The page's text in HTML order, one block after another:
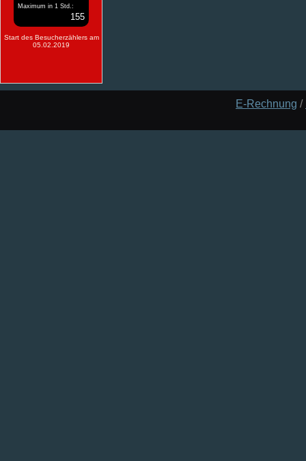
Maximum in 1 Std.:
155
Start des Besucherzählers am
05.02.2019
E-Rechnung /